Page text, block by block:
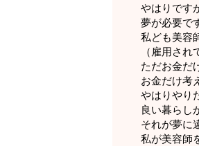
やはりです
夢が必要で
私ども美容
（雇用され
ただお金だ
お金だけ考
やはりやり
良い暮らし
それが夢に
私が美容師